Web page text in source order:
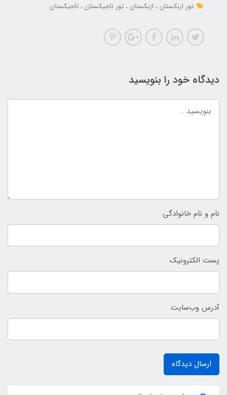
تور ازبکستان
ازبکستان تور تاجیکستان تاجیکستان
دیدگاه خود را بنویسید
نام و نام خانوادگی
پست الکترونیک
آدرس وب‌سایت
ارسال دیدگاه